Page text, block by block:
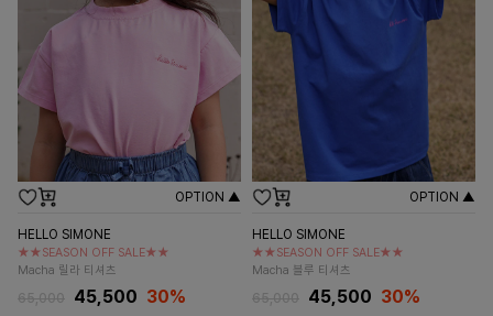
OPTION ▲
HELLO SIMONE
★★SEASON OFF SALE★★
Macha 릴라 티셔츠
65,000 45,500 30%
OPTION ▲
HELLO SIMONE
★★SEASON OFF SALE★★
Macha 블루 티셔츠
65,000 45,500 30%